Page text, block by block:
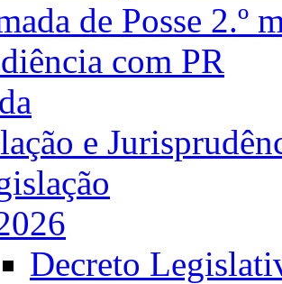
de Posse 2.º
com PR
e
Decreto